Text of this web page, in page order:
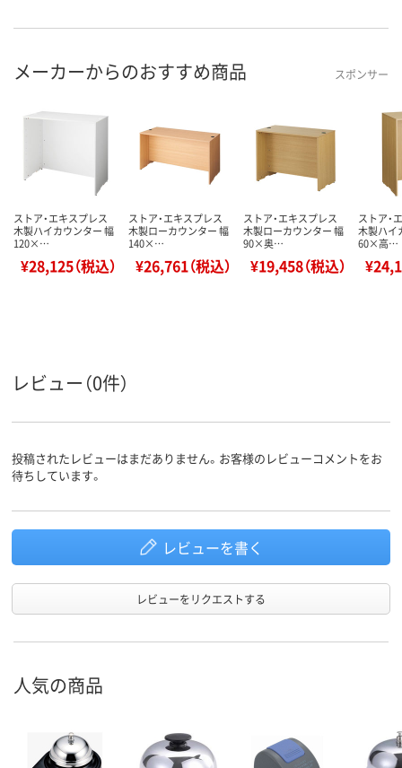
メーカーからのおすすめ商品 スポンサー
ストア・エキスプレス
木製ハイカウンター 幅
120×…
¥28,125（税込）
ストア・エキスプレス
木製ローカウンター 幅
140×…
¥26,761（税込）
ストア・エキスプレス
木製ローカウンター 幅
90×奥…
¥19,458（税込）
ストア・
木製ハイ
60×高…
レビュー（0件）
投稿されたレビューはまだありません。お客様のレビューコメントをお
待ちしています。
レビューを書く
レビューをリクエストする
人気の商品